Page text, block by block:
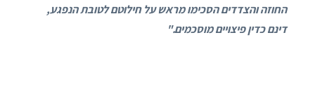
החוזה והצדדים הסכימו מראש על חילוטם לטובת הנפגע,
דינם כדין פיצויים מוסכמים.
"